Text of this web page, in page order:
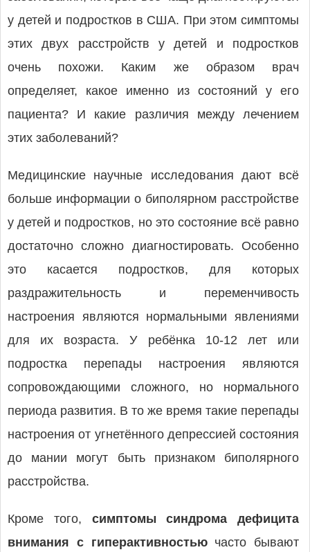
у детей и подростков в США. При этом симптомы
этих двух расстройств у детей и подростков
очень похожи. Каким же образом врач
определяет, какое именно из состояний у его
пациента? И какие различия между лечением
этих заболеваний?
Медицинские научные исследования дают всё
больше информации о биполярном расстройстве
у детей и подростков, но это состояние всё равно
достаточно сложно диагностировать. Особенно
это касается подростков, для которых
раздражительность и переменчивость
настроения являются нормальными явлениями
для их возраста. У ребёнка 10-12 лет или
подростка перепады настроения являются
сопровождающими сложного, но нормального
периода развития. В то же время такие перепады
настроения от угнетённого депрессией состояния
до мании могут быть признаком биполярного
расстройства.
Кроме того, симптомы синдрома дефицита
внимания с гиперактивностьючасто бывают